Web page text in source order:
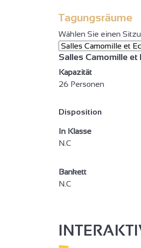
Tagungsräume
Wählen Sie einen
Salles Camomille et
Kapazität
26 Personen
Disposition
In Klasse
N.C
Bankett
N.C